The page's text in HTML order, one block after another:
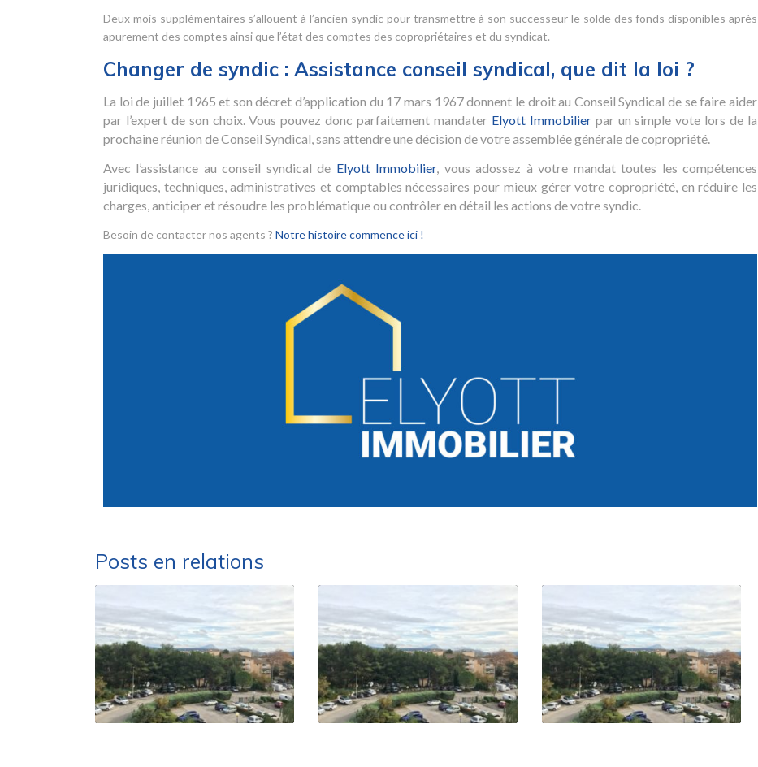
Deux mois supplémentaires s’allouent à l’ancien syndic pour transmettre à son successeur le solde des fonds disponibles après
apurement des comptes ainsi que l’état des comptes des copropriétaires et du syndicat.
Changer de syndic : Assistance conseil syndical, que dit la loi ?
La loi de juillet 1965 et son décret d’application du 17 mars 1967 donnent le droit au Conseil Syndical de se faire aider
par l’expert de son choix. Vous pouvez donc parfaitement mandater Elyott Immobilierpar un simple vote lors de la
prochaine réunion de Conseil Syndical, sans attendre une décision de votre assemblée générale de copropriété.
Avec l’assistance au conseil syndical de Elyott Immobilier, vous adossez à votre mandat toutes les compétences
juridiques, techniques, administratives et comptables nécessaires pour mieux gérer votre copropriété, en réduire les
charges, anticiper et résoudre les problématique ou contrôler en détail les actions de votre syndic.
Besoin de contacter nos agents ? Notre histoire commence ici !
Posts en relations